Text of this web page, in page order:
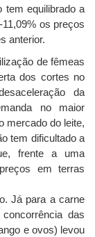
tem equilibrado a
os preços
anterior.
de fêmeas
dos cortes no
da
no maior
mercado do leite,
tem dificultado a
frente a uma
em terras
Já para a carne
das
e ovos) levou